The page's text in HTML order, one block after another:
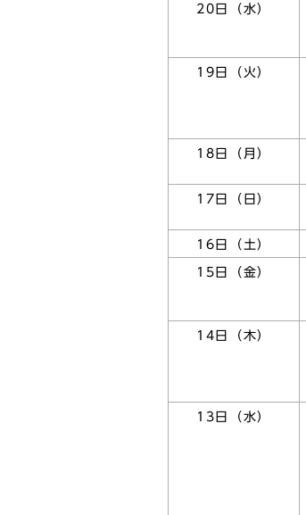
20日（水）
19日（火）
18日（月）
17日（日）
16日（土）
15日（金）
14日（木）
13日（水）